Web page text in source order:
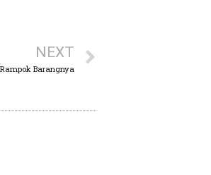
NEXT
Barangnya